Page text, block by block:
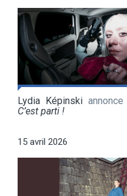
Lydia Képinskiannonce
C’est parti !
15 avril 2026